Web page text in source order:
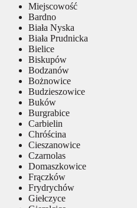
Miejscowość
Bardno
Biała Nyska
Biała Prudnicka
Bielice
Biskupów
Bodzanów
Bożnowice
Budzieszowice
Buków
Burgrabice
Carbielin
Chróścina
Cieszanowice
Czarnolas
Domaszkowice
Frączków
Frydrychów
Giełczyce